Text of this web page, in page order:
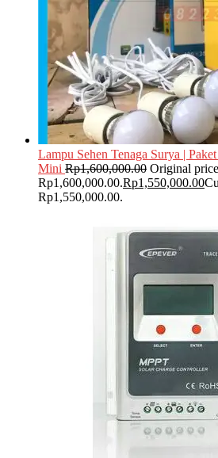
Lampu Sehen Tenaga Surya |
Mini Rp1,600,000.00 Original
Rp1,600,000.00.Rp1,550,000.00
Rp1,550,000.00.